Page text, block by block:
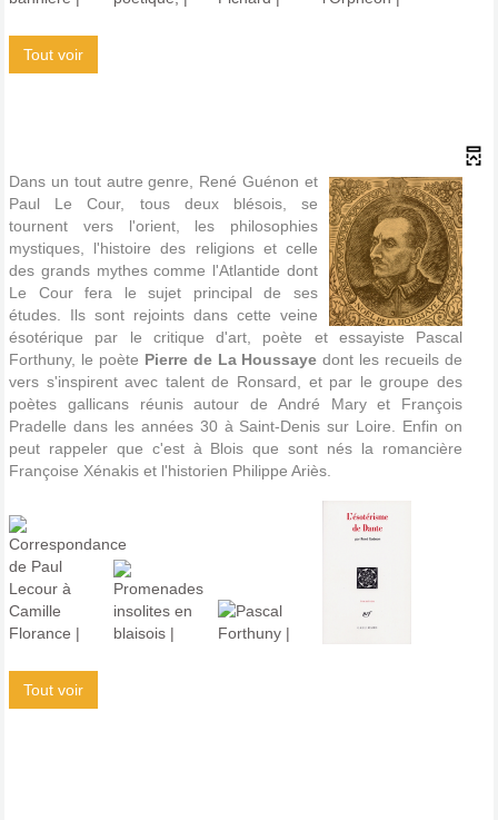
Tout voir
Dans un tout autre genre, René Guénon et
Paul Le Cour, tous deux blésois, se
tournent vers l'orient, les philosophies
mystiques, l'histoire des religions et celle
des grands mythes comme l'Atlantide dont
Le Cour fera le sujet principal de ses
études. Ils sont rejoints dans cette veine
ésotérique par le critique d'art, poète et essayiste Pascal
Forthuny, le poète Pierre de La Houssaye dont les recueils de
vers s'inspirent avec talent de Ronsard, et par le groupe des
poètes gallicans réunis autour de André Mary et François
Pradelle dans les années 30 à Saint-Denis sur Loire. Enfin on
peut rappeler que c'est à Blois que sont nés la romancière
Françoise Xénakis et l'historien Philippe Ariès.
Tout voir